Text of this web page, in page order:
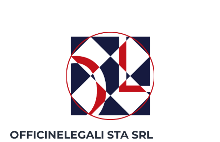
OFFICINELEGALI STA SRL